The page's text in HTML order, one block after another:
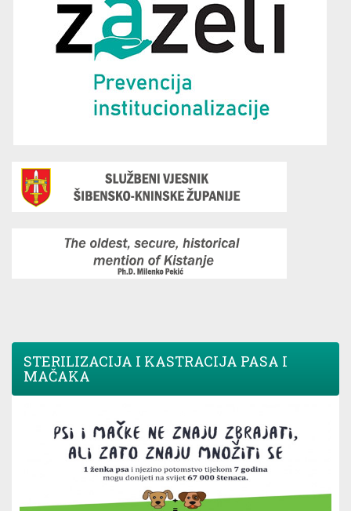
STERILIZACIJA I KASTRACIJA PASA I
MAČAKA